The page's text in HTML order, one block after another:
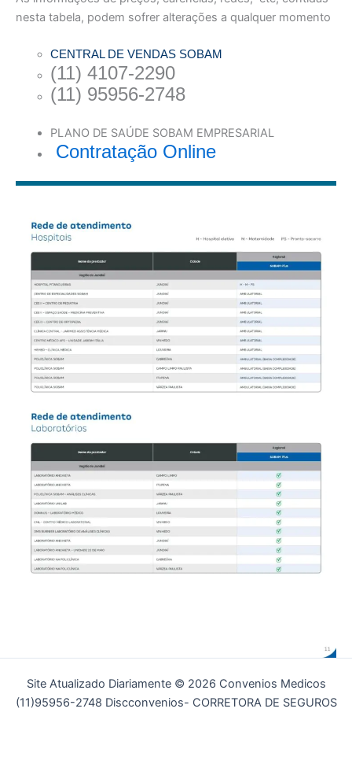
nesta tabela, podem sofrer alterações a qualquer momento
CENTRAL DE VENDAS SOBAM
(11) 4107-2290
(11) 95956-2748
PLANO DE SAÚDE SOBAM EMPRESARIAL
Contratação Online
Site Atualizado Diariamente © 2026 Convenios Medicos
(11)95956-2748 Discconvenios- CORRETORA DE SEGUROS